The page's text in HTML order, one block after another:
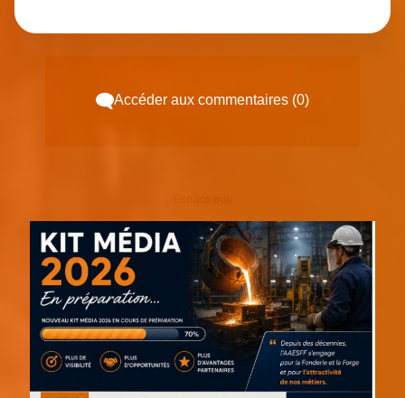
Accéder aux commentaires (0)